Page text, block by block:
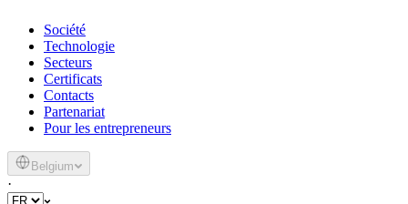
Société
Technologie
Secteurs
Certificats
Contacts
Partenariat
Pour les entrepreneurs
Belgium
·